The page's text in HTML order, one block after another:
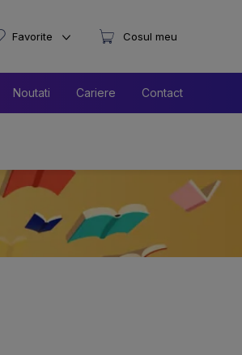
Noutati Cariere Contact
Favorite Cosul meu